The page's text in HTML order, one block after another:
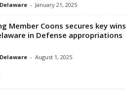
- January 21, 2025
Member Coons secures key wins
in Defense appropriations
- August 1, 2025